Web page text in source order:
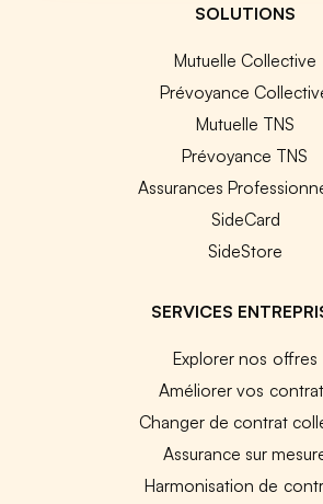
SOLUTIONS
Mutuelle Collective
Prévoyance
Mutuelle TNS
Prévoyance TNS
Assurances
SideCard
SideStore
SERVICES
Explorer nos offres
Améliorer vos
Changer de contrat
Assurance sur
Harmonisation de